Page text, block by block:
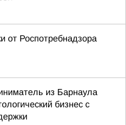
от Роспотребнадзора
из Барнаула
бизнес с